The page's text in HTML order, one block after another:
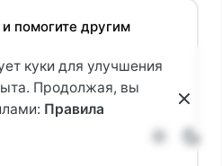
куки для улучшения
Продолжая, вы
Правила